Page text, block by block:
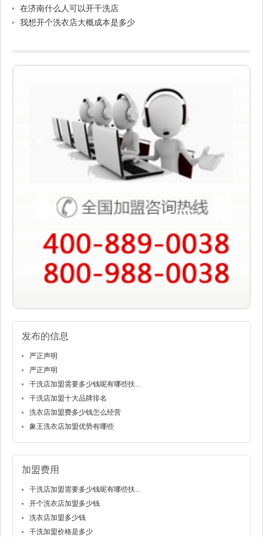
在济南什么人可以开干洗店
我想开个洗衣店大概成本是多少
发布的信息
严正声明
严正声明
干洗店加盟需要多少钱呢有哪些扶...
干洗店加盟十大品牌排名
洗衣店加盟费多少钱怎么经营
象王洗衣店加盟优势有哪些
加盟费用
干洗店加盟需要多少钱呢有哪些扶...
开个洗衣店加盟多少钱
洗衣店加盟多少钱
干洗加盟价格是多少